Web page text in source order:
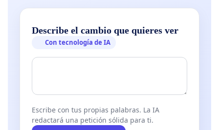
técnicamente estime más adecuada el
permanente a una persona muy querida por la
ciudad, por el Real Club Náutico, por la comunidad
de la vela y por todos aquellos que tuvieron la
Estamos convencidos de que esta iniciativa no
responde únicamente al deseo legítimo de un
grupo de amigos, sino también al reconocimiento
Describe el cambio que quieres ver
Con tecnología de IA
Escribe con tus propias palabras. La IA
redactará una petición sólida para ti.